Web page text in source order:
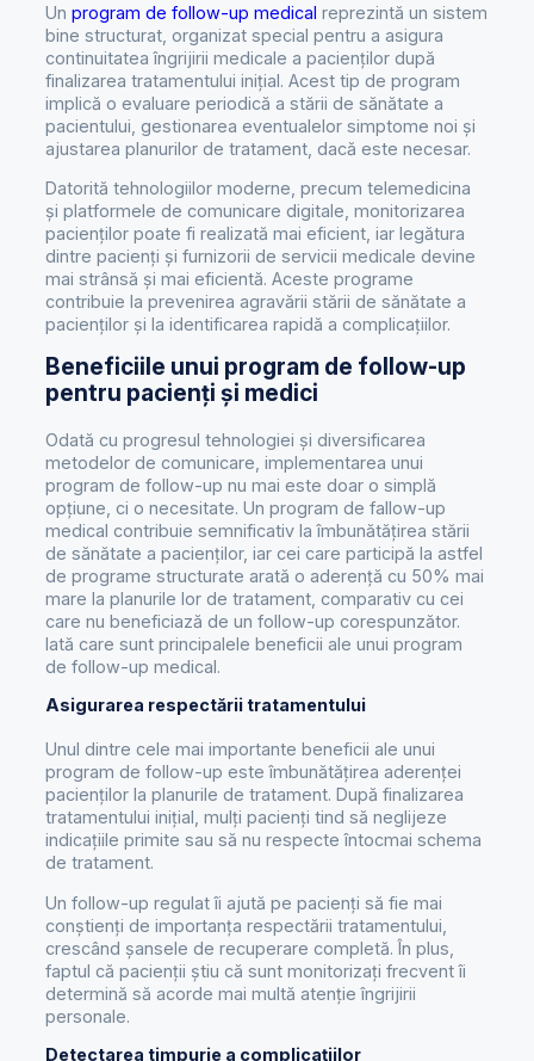
Un program de follow-up medical reprezintă un sistem
bine structurat, organizat special pentru a asigura
continuitatea îngrijirii medicale a pacienților după
finalizarea tratamentului inițial. Acest tip de program
implică o evaluare periodică a stării de sănătate a
pacientului, gestionarea eventualelor simptome noi și
ajustarea planurilor de tratament, dacă este necesar.
Datorită tehnologiilor moderne, precum telemedicina
și platformele de comunicare digitale, monitorizarea
pacienților poate fi realizată mai eficient, iar legătura
dintre pacienți și furnizorii de servicii medicale devine
mai strânsă și mai eficientă. Aceste programe
contribuie la prevenirea agravării stării de sănătate a
pacienților și la identificarea rapidă a complicațiilor.
Beneficiile unui program de follow-up
pentru pacienți și medici
Odată cu progresul tehnologiei și diversificarea
metodelor de comunicare, implementarea unui
program de follow-up nu mai este doar o simplă
opțiune, ci o necesitate. Un program de fallow-up
medical contribuie semnificativ la îmbunătățirea stării
de sănătate a pacienților, iar cei care participă la astfel
de programe structurate arată o aderență cu 50% mai
mare la planurile lor de tratament, comparativ cu cei
care nu beneficiază de un follow-up corespunzător.
Iată care sunt principalele beneficii ale unui program
de follow-up medical.
Asigurarea respectării tratamentului
Unul dintre cele mai importante beneficii ale unui
program de follow-up este îmbunătățirea aderenței
pacienților la planurile de tratament. După finalizarea
tratamentului inițial, mulți pacienți tind să neglijeze
indicațiile primite sau să nu respecte întocmai schema
de tratament.
Un follow-up regulat îi ajută pe pacienți să fie mai
conștienți de importanța respectării tratamentului,
crescând șansele de recuperare completă. În plus,
faptul că pacienții știu că sunt monitorizați frecvent îi
determină să acorde mai multă atenție îngrijirii
personale.
Detectarea timpurie a complicațiilor